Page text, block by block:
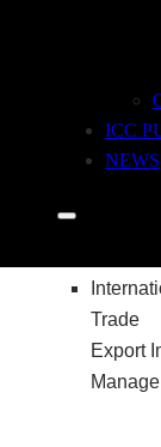
ICC
NEWS
CAKUPAN
Trade
Export